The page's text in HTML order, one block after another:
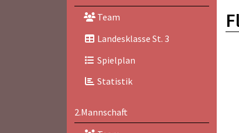
Team
Landesklasse St. 3
Spielplan
Statistik
2.Mannschaft